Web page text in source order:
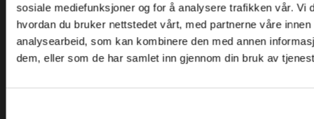
sosiale mediefunksjoner og for å analysere trafikken vår. Vi
hvordan du bruker nettstedet vårt, med partnerne våre
analysearbeid, som kan kombinere den med annen
dem, eller som de har samlet inn gjennom din bruk av
Telefon: +47 22 92 50 00
E-post: kundeservice@tendenz.net
Nyttige lenker
Datablad